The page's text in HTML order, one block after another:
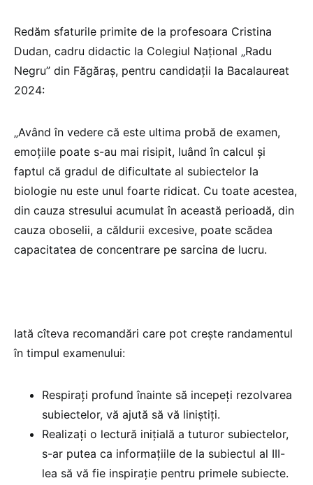
Redăm sfaturile primite de la profesoara Cristina
Dudan, cadru didactic la Colegiul Național „Radu
Negru” din Făgăraș, pentru candidații la Bacalaureat
2024:
„Având în vedere că este ultima probă de examen,
emoțiile poate s-au mai risipit, luând în calcul și
faptul că gradul de dificultate al subiectelor la
biologie nu este unul foarte ridicat. Cu toate acestea,
din cauza stresului acumulat în această perioadă, din
cauza oboselii, a căldurii excesive, poate scădea
capacitatea de concentrare pe sarcina de lucru.
Iată cîteva recomandări care pot crește randamentul
în timpul examenului:
Respirați profund înainte să incepeți rezolvarea
subiectelor, vă ajută să vă liniștiți.
Realizați o lectură inițială a tuturor subiectelor,
s-ar putea ca informațiile de la subiectul al III-
lea să vă fie inspirație pentru primele subiecte.